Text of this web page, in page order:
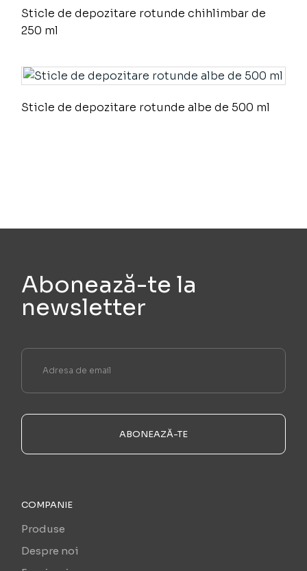
Sticle de depozitare rotunde chihlimbar de
250 ml
Sticle de depozitare rotunde albe de 500 ml
Abonează-te la
newsletter
ABONEAZĂ-TE
COMPANIE
Produse
Despre noi